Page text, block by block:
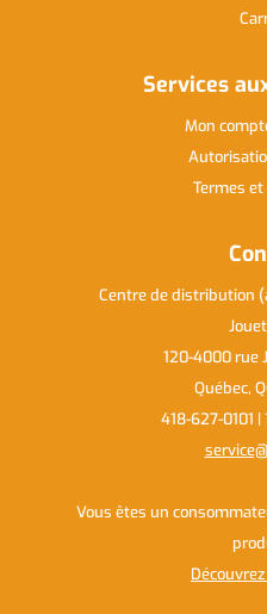
Services
Mon
Termes
Centre de distribution
120-4000 rue
Québec,
418-627-0101
Vous êtes un